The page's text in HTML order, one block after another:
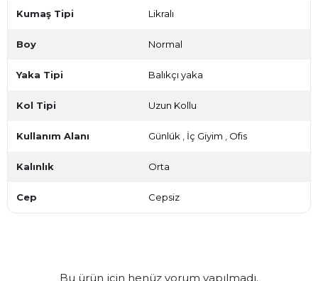
Kumaş Tipi Likralı
Boy Normal
Yaka Tipi Balıkçı yaka
Kol Tipi Uzun Kollu
Kullanım Alanı Günlük İç Giyim Ofis
Kalınlık Orta
Cep Cepsiz
Bu ürün için henüz yorum yapılmadı.